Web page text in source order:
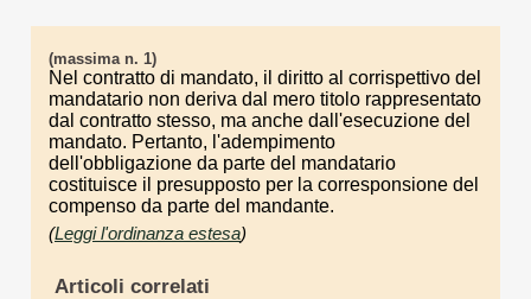
(massima n. 1)
Nel contratto di mandato, il diritto al corrispettivo del
mandatario non deriva dal mero titolo rappresentato
dal contratto stesso, ma anche dall'esecuzione del
mandato. Pertanto, l'adempimento
dell'obbligazione da parte del mandatario
costituisce il presupposto per la corresponsione del
compenso da parte del mandante.
(Leggi l'ordinanza estesa)
Articoli correlati